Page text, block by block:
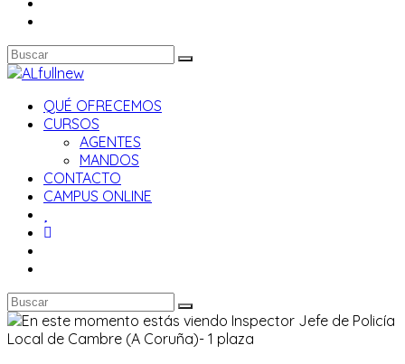
QUÉ OFRECEMOS
CURSOS
AGENTES
MANDOS
CONTACTO
CAMPUS ONLINE